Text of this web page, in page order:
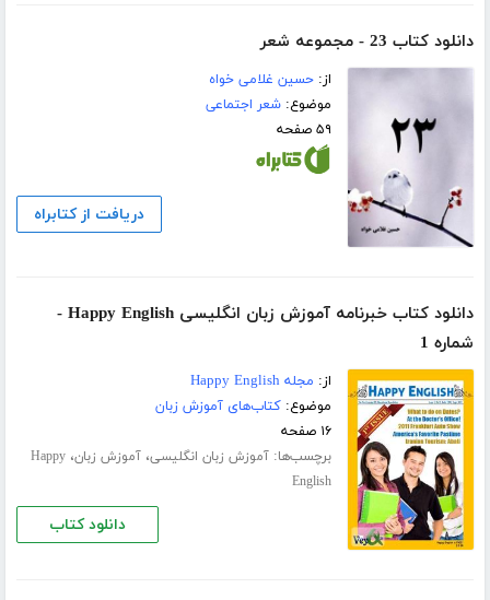
دانلود کتاب 23 - مجموعه شعر
از:حسین غلامی خواه
موضوع:شعر اجتماعی
۵۹ صفحه
دریافت از کتابراه
دانلود کتاب خبرنامه آموزش زبان انگلیسی Happy English -
شماره 1
از: مجله Happy English
موضوع:کتاب‌های آموزش زبان
۱۶ صفحه
برچسب‌ها:آموزش زبان انگلیسی،آموزش زبان،Happy
English
دانلود کتاب